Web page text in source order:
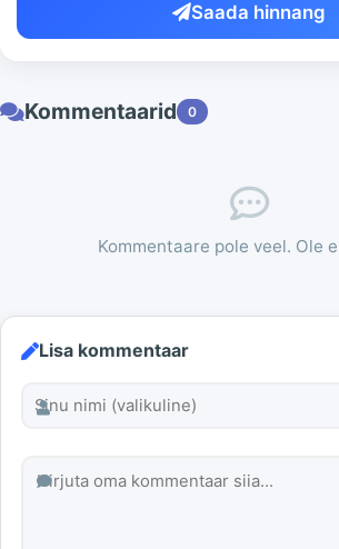
Saada hinnang
Kommentaarid 0
Kommentaare pole veel. Ole
Lisa kommentaar